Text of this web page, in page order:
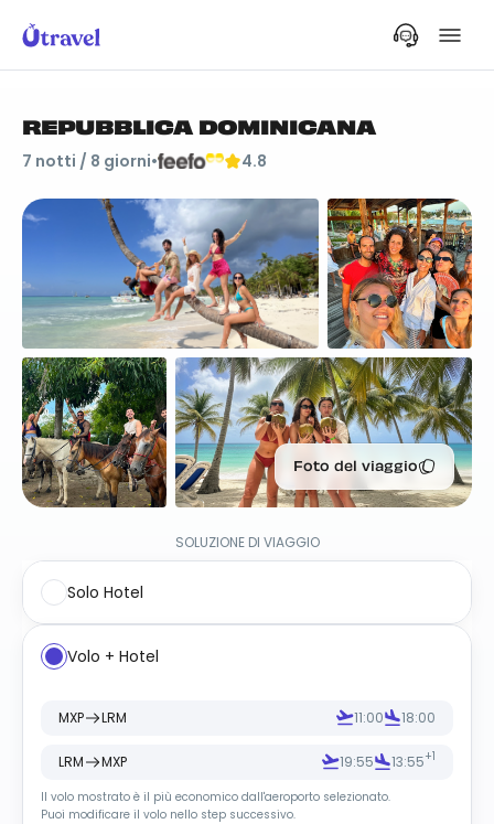
REPUBBLICA DOMINICANA
7 notti / 8 giorni• 4.8
Foto del viaggio
SOLUZIONE DI VIAGGIO
Solo Hotel
Volo + Hotel
MXP LRM 11:00 18:00
LRM MXP 19:55 13:55+1
Il volo mostrato è il più economico dall'aeroporto selezionato.
Puoi modificare il volo nello step successivo.